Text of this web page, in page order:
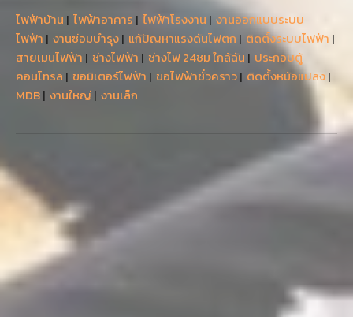
ไฟฟ้าบ้าน | ไฟฟ้าอาคาร | ไฟฟ้าโรงงาน | งานออกแบบระบบ
ไฟฟ้า | งานซ่อมบำรุง| แก้ปัญหาแรงดันไฟตก | ติดตั้งระบบไฟฟ้า |
สายเมนไฟฟ้า | ช่างไฟฟ้า | ช่างไฟ 24ชม ใกล้ฉัน | ประกอบตู้
คอนโทรล | ขอมิเตอร์ไฟฟ้า | ขอไฟฟ้าชั่วคราว| ติดตั้งหม้อแปลง|
MDB| งานใหญ่| งานเล็ก